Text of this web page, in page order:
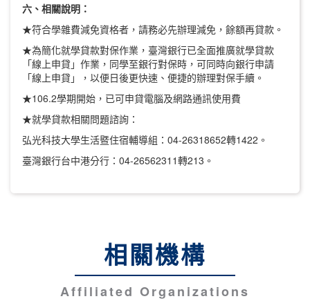
六、相關說明：
★符合學雜費減免資格者，請務必先辦理減免，餘額再貸款。
★為簡化就學貸款對保作業，臺灣銀行已全面推廣就學貸款
「線上申貸」作業，同學至銀行對保時，可同時向銀行申請
「線上申貸」，以便日後更快速、便捷的辦理對保手續。
★106.2學期開始，已可申貸電腦及網路通訊使用費
★就學貸款相關問題諮詢：
弘光科技大學生活暨住宿輔導組：04-26318652轉1422。
臺灣銀行台中港分行：04-26562311轉213。
相關機構
Affiliated Organizations